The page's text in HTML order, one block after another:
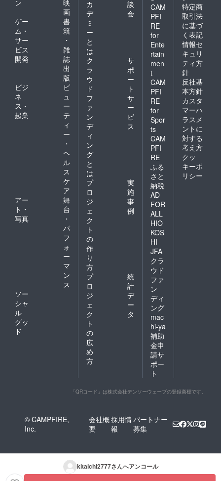
ン
映
画
ゲー
ム・
サー
ビス
開発
書
籍
・
雑
誌
出
版
ビジ
ネ
ス・
起業
ビ
ュ
ー
テ
ィ
ー
・
ヘ
ル
ス
ケ
ア
アー
ト・
写真
舞
台
・
パ
フ
ォ
ー
マ
ン
ス
ソー
シャ
ル
グッ
ド
カ
デ
ミ
ー
と
は
談
会
ク
ラ
ウ
ド
フ
ァ
ン
デ
ィ
ン
グ
と
は
サ
ポ
ー
ト
サ
ー
ビ
ス
プ
ロ
ジ
ェ
ク
ト
の
作
り
方
実
施
事
例
プ
ロ
ジ
ェ
ク
ト
の
広
め
方
統
計
デ
ー
タ
CAM
PFI
RE
for
Ente
rtain
men
t
CAM
PFI
RE
for
Spor
ts
CAM
PFI
RE
ふる
さと
納税
AD
FOR
ALL
HIO
KOS
HI
JFA
クラ
ウド
ファ
ン
ディ
ング
mac
hi-ya
補助
金申
請サ
ポー
ト
特定商
取引法
に基づ
く表記
情報セ
キュリ
ティ方
針
反社基
本方針
カスタ
マーハ
ラスメ
ントに
対する
考え方
クッ
キーポ
リシー
「QRコード」は株式会社デンソーウェーブの登録商標です。
© CAMPFIRE,
Inc.
会社概
要
採用情
報
パートナー
募集
kitaichi2777さんへアンコール